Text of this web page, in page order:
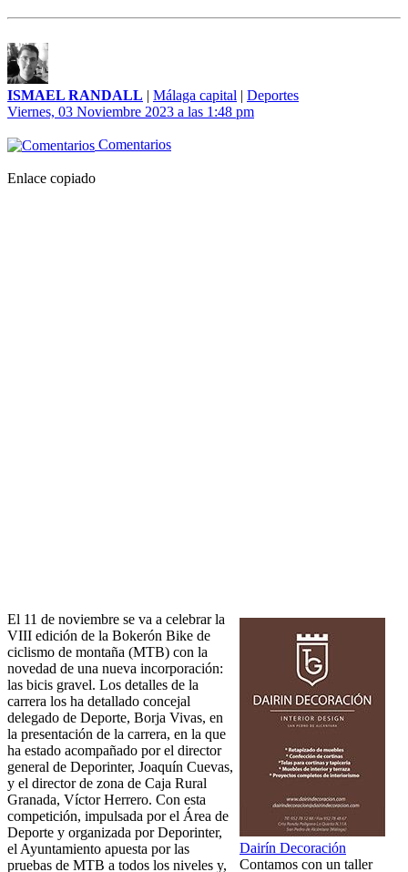
ISMAEL RANDALL | Málaga capital | Deportes
Viernes, 03 Noviembre 2023 a las 1:48 pm
Comentarios
Enlace copiado
Dairín Decoración
Contamos con un taller
El 11 de noviembre se va a celebrar la
VIII edición de la Bokerón Bike de
ciclismo de montaña (MTB) con la
novedad de una nueva incorporación:
las bicis gravel. Los detalles de la
carrera los ha detallado concejal
delegado de Deporte, Borja Vivas, en
la presentación de la carrera, en la que
ha estado acompañado por el director
general de Deporinter, Joaquín Cuevas,
y el director de zona de Caja Rural
Granada, Víctor Herrero. Con esta
competición, impulsada por el Área de
Deporte y organizada por Deporinter,
el Ayuntamiento apuesta por las
pruebas de MTB a todos los niveles y,